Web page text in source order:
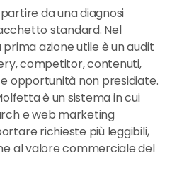
da una diagnosi
standard. Nel
azione utile è un audit
competitor, contenuti,
opportunità non presidiate.
è un sistema in cui
e web marketing
richieste più leggibili,
al valore commerciale del